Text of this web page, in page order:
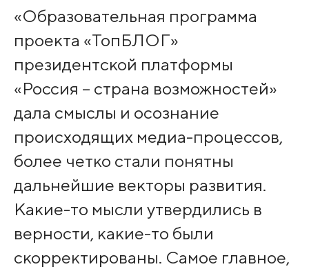
«Образовательная программа
проекта «ТопБЛОГ»
президентской платформы
«Россия – страна возможностей»
дала смыслы и осознание
происходящих медиа-процессов,
более четко стали понятны
дальнейшие векторы развития.
Какие-то мысли утвердились в
верности, какие-то были
скорректированы. Самое главное,